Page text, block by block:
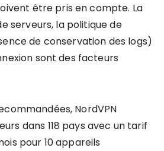
être pris en compte. La
serveurs, la politique de
de conservation des logs)
sont des facteurs
NordVPN
dans 118 pays avec un tarif
pour 10 appareils